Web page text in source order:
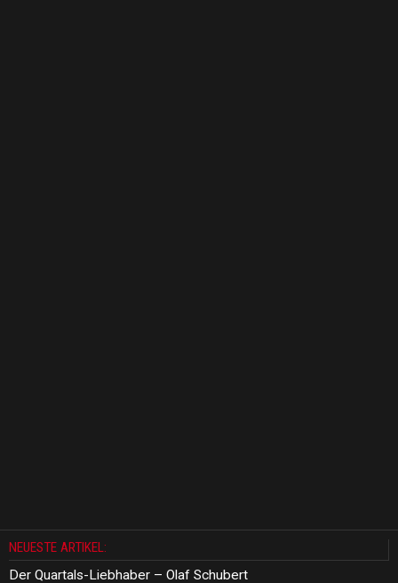
NEUESTE ARTIKEL:
Der Quartals-Liebhaber – Olaf Schubert